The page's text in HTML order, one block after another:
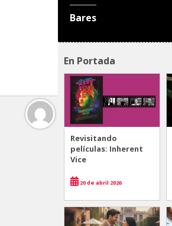
Bares
En Portada
Revisitando
películas: Inherent
Vice
20 de abril 2026